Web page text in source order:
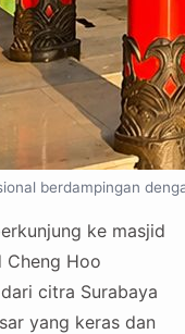
berdampingan
ke masjid
Cheng Hoo
citra Surabaya
yang keras dan